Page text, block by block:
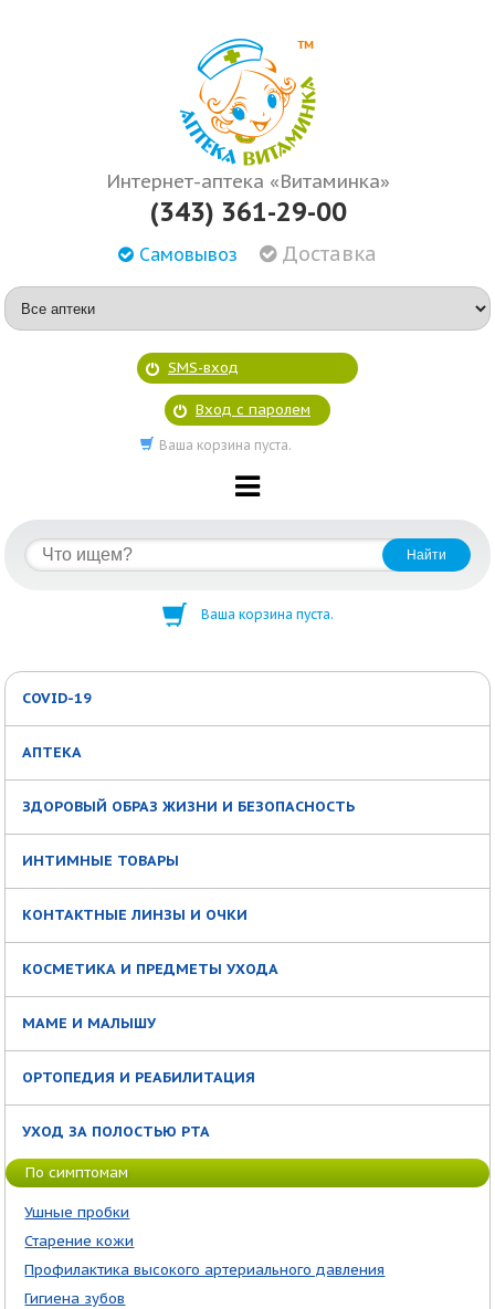
Интернет-аптека «Витаминка»
(343) 361-29-00
Самовывоз Доставка
SMS-вход
Вход с паролем
Ваша корзина пуста.
Ваша корзина пуста.
COVID-19
АПТЕКА
ЗДОРОВЫЙ ОБРАЗ ЖИЗНИ И БЕЗОПАСНОСТЬ
ИНТИМНЫЕ ТОВАРЫ
КОНТАКТНЫЕ ЛИНЗЫ И ОЧКИ
КОСМЕТИКА И ПРЕДМЕТЫ УХОДА
МАМЕ И МАЛЫШУ
ОРТОПЕДИЯ И РЕАБИЛИТАЦИЯ
УХОД ЗА ПОЛОСТЬЮ РТА
По симптомам
Ушные пробки
Старение кожи
Профилактика высокого артериального давления
Гигиена зубов